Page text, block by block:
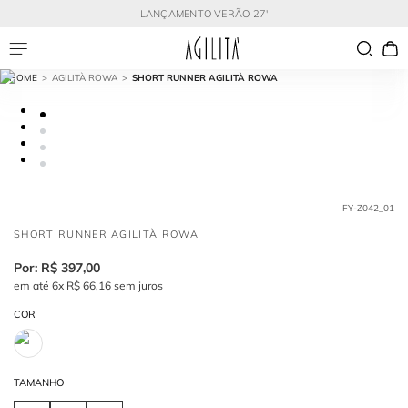
LANÇAMENTO VERÃO 27'
AGILITÀ ROWA SHORT RUNNER AGILITÀ ROWA
FY-Z042_01
SHORT RUNNER AGILITÀ ROWA
R$ 397,00
em até 6x R$ 66,16 sem juros
COR
TAMANHO